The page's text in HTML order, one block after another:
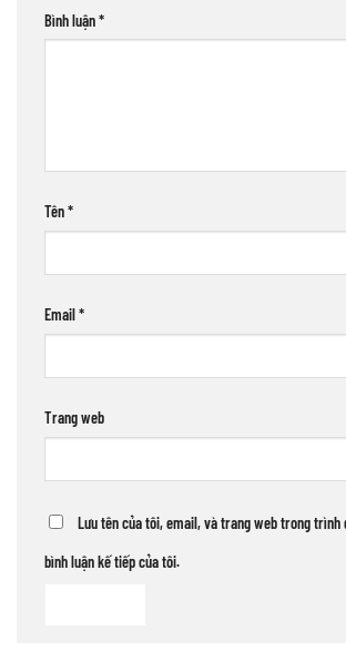
Bình luận*
Tên*
Email*
Trang web
Lưu tên của tôi, email, và trang web trong trình
bình luận kế tiếp của tôi.